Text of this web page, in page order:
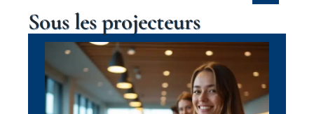
Sous les projecteurs